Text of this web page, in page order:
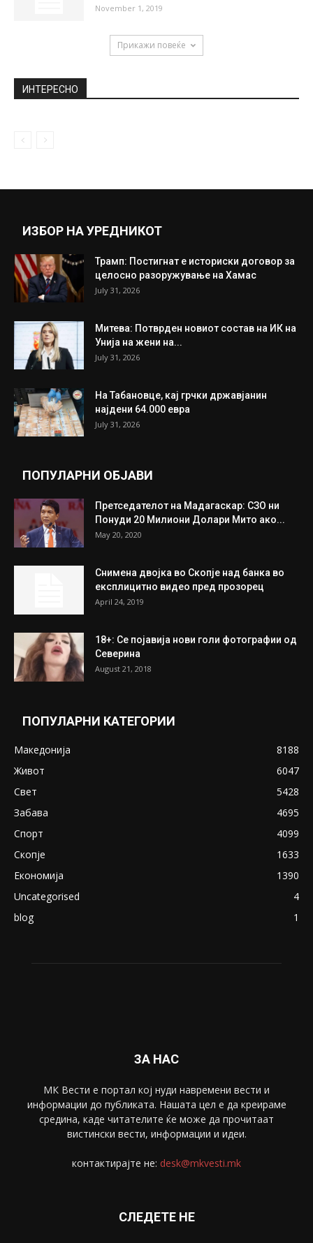
November 1, 2019
Прикажи повеќе
ИНТЕРЕСНО
ИЗБОР НА УРЕДНИКОТ
Трамп: Постигнат е историски договор за
целосно разоружување на Хамас
July 31, 2026
Митева: Потврден новиот состав на ИК на
Унија на жени на...
July 31, 2026
На Табановце, кај грчки државјанин
најдени 64.000 евра
July 31, 2026
ПОПУЛАРНИ ОБЈАВИ
Претседателот на Мадагаскар: СЗО ни
Понуди 20 Милиони Долари Мито ако...
May 20, 2020
Снимена двојка во Скопје над банка во
експлицитно видео пред прозорец
April 24, 2019
18+: Се појавија нови голи фотографии од
Северина
August 21, 2018
ПОПУЛАРНИ КАТЕГОРИИ
Македонија
8188
Живот
6047
Свет
5428
Забава
4695
Спорт
4099
Скопје
1633
Економија
1390
Uncategorised
4
blog
1
ЗА НАС
МК Вести е портал коj нуди навремени вести и
информации до публиката. Нашата цел е да креираме
средина, каде читателите ќе може да прочитаат
вистински вести, информации и идеи.
контактирајте не: desk@mkvesti.mk
СЛЕДЕТЕ НЕ